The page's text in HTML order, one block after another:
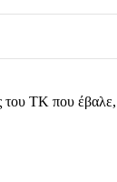
του ΤΚ που